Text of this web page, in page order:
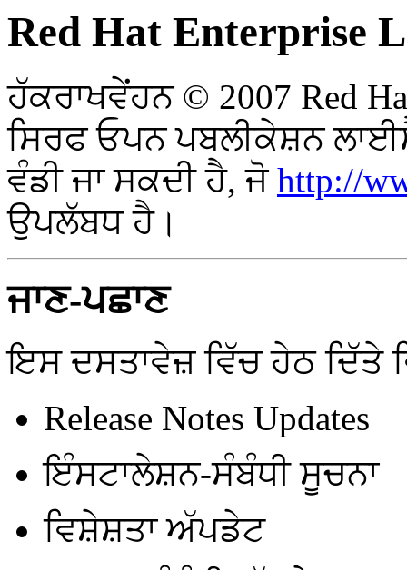
Red Hat Enterprise
ਹੱਕਰਾਖਵੇਂਹਨ © 2007 Red
ਸਿਰਫ ਓਪਨ ਪਬਲੀਕੇਸ਼ਨ
ਵੰਡੀ ਜਾ ਸਕਦੀ ਹੈ, ਜੋhttp://
ਉਪਲੱਬਧ ਹੈ।
ਜਾਣ-ਪਛਾਣ
ਇਸ ਦਸਤਾਵੇਜ਼ ਵਿੱਚ ਹੇਠ ਦਿੱਤੇ
Release Notes Updates
ਇੰਸਟਾਲੇਸ਼ਨ-ਸੰਬੰਧੀ ਸੂਚਨਾ
ਵਿਸ਼ੇਸ਼ਤਾ ਅੱਪਡੇਟ